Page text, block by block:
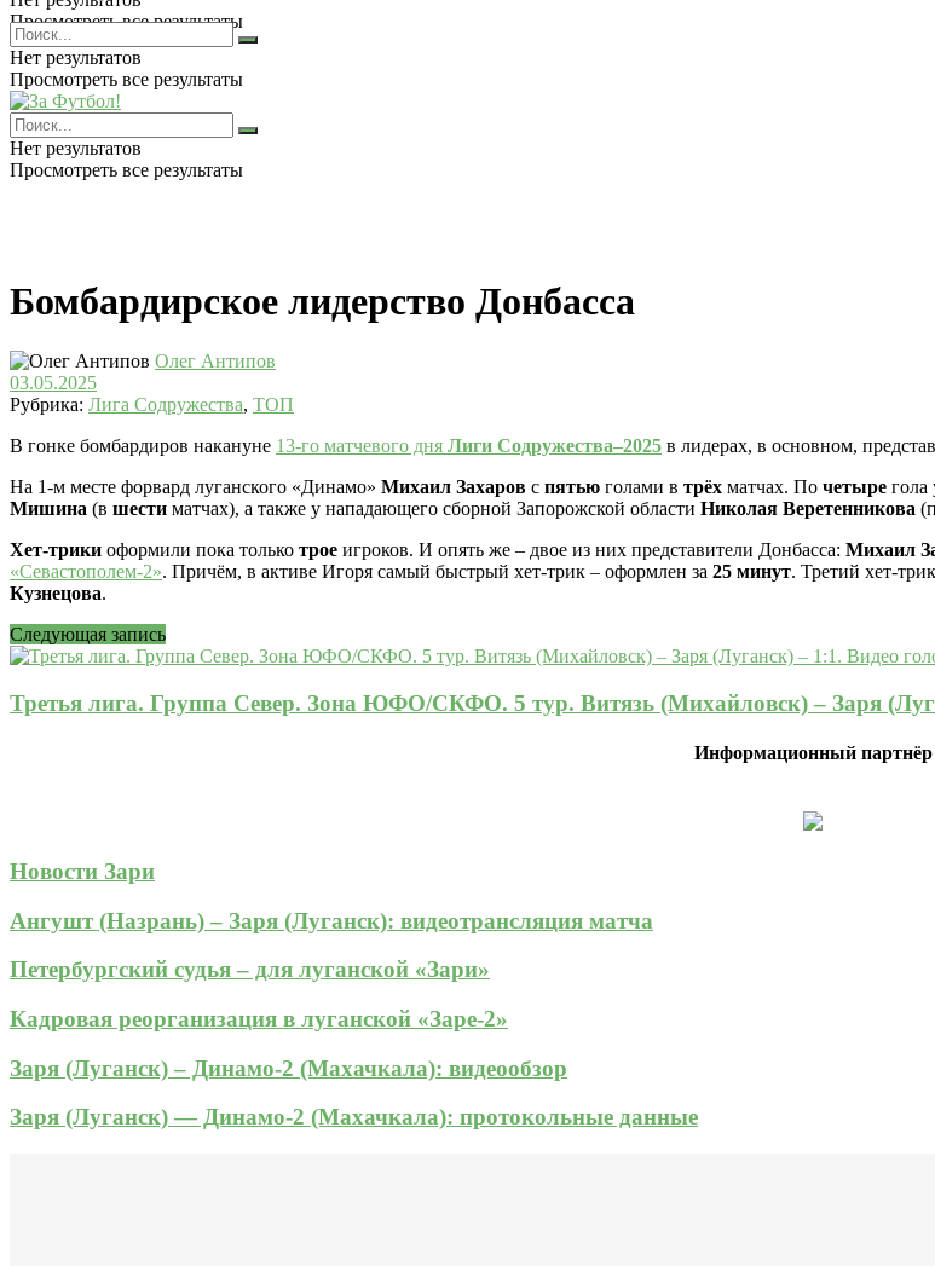
Просмотреть все результаты
Нет результатов
Просмотреть все результаты
Нет результатов
Просмотреть все результаты
Бомбардирское лидерство Донбасса
Олег Антипов
03.05.2025
Рубрика: Лига Содружества, ТОП
В гонке бомбардиров накануне 13-го матчевого дня Лиги Содружества–2025 в лидерах, в основном,
На 1-м месте форвард луганского «Динамо» Михаил Захаров с пятью голами в трёх матчах. По четыре гола
Мишина (в шести матчах), а также у нападающего сборной Запорожской области Николая Веретенникова
Хет-трики оформили пока только трое игроков. И опять же – двое из них представители Донбасса: Михаил
«Севастополем-2». Причём, в активе Игоря самый быстрый хет-трик – оформлен за 25 минут. Третий хет-
Кузнецова.
Следующая запись
Третья лига. Группа Север. Зона ЮФО/СКФО. 5 тур. Витязь (Михайловск) – Заря
Информационный партнёр
Новости Зари
Ангушт (Назрань) – Заря (Луганск): видеотрансляция матча
Петербургский судья – для луганской «Зари»
Кадровая реорганизация в луганской «Заре-2»
Заря (Луганск) – Динамо-2 (Махачкала): видеообзор
Заря (Луганск) — Динамо-2 (Махачкала): протокольные данные